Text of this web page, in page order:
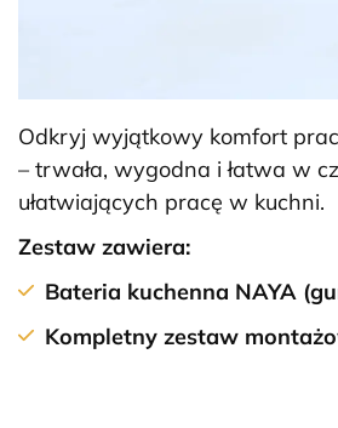
Odkryj wyjątkowy komfort
– trwała, wygodna i łatwa w
ułatwiających pracę w kuchni.
Zestaw zawiera:
Bateria kuchenna NAYA
Kompletny zestaw